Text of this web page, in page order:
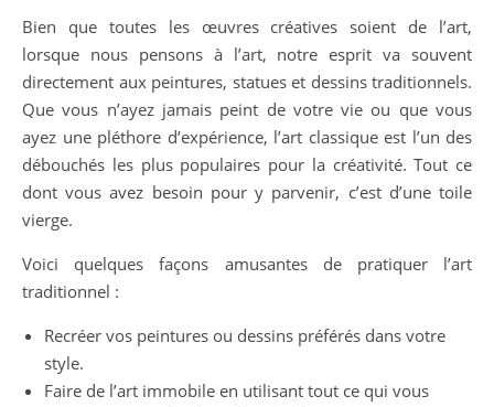
Bien que toutes les œuvres créatives soient de l’art,
lorsque nous pensons à l’art, notre esprit va souvent
directement aux peintures, statues et dessins traditionnels.
Que vous n’ayez jamais peint de votre vie ou que vous
ayez une pléthore d’expérience, l’art classique est l’un des
débouchés les plus populaires pour la créativité. Tout ce
dont vous avez besoin pour y parvenir, c’est d’une toile
vierge.
Voici quelques façons amusantes de pratiquer l’art
traditionnel :
Recréer vos peintures ou dessins préférés dans votre
style.
Faire de l’art immobile en utilisant tout ce qui vous